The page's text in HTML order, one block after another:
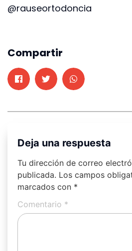
@rauseortodoncia
Compartir
Deja una respuesta
Tu dirección de correo
publicada. Los campos
marcados con *
Comentario *